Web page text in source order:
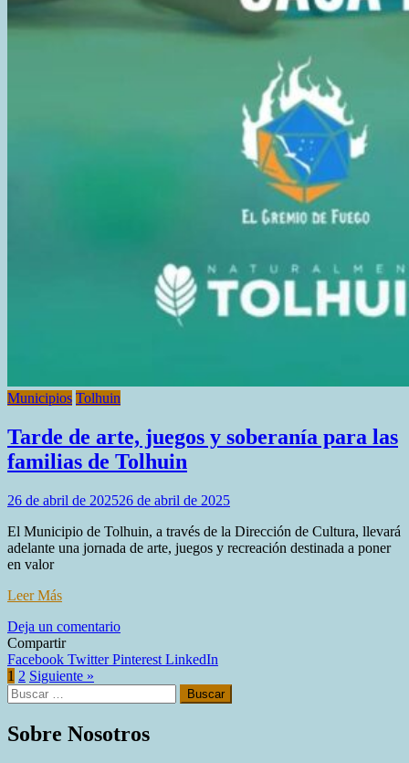
Municipios Tolhuin
Tarde de arte, juegos y soberanía para las
familias de Tolhuin
26 de abril de 202526 de abril de 2025
El Municipio de Tolhuin, a través de la Dirección de Cultura, llevará
adelante una jornada de arte, juegos y recreación destinada a poner
en valor
Leer Más
Deja un comentarioen
de
y
para
Compartir
Facebook TwitterPinterest LinkedIn
1 2 Siguiente »
Buscar:
Sobre Nosotros